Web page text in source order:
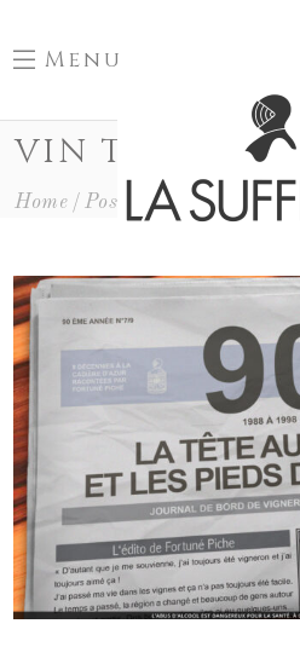
Menu
VIN TAG
Home Posts Tagged "vin"